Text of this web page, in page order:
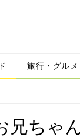
旅行・グルメ
兄ちゃ